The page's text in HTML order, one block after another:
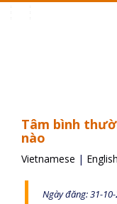
Tâm bình
nào
Vietnamese | English
Ngày đăng: 31-